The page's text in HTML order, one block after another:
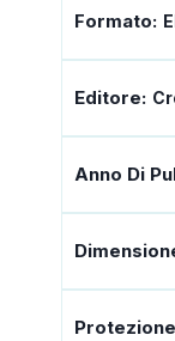
Formato:
Editore:
Anno Di